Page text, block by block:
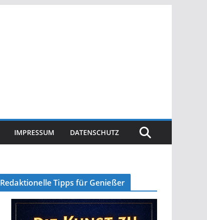
IMPRESSUM DATENSCHUTZ
Redaktionelle Tipps für Genießer